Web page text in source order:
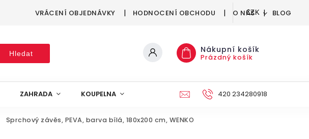
VRÁCENÍ OBJEDNÁVKY HODNOCENÍ OBCHODU O NÁS BLOG
CZK
Hledat Nákupní košík
Prázdný košík
ZAHRADA KOUPELNA DEKORACE
420 234280918
Sprchový závěs, PEVA, barva bílá, 180x200 cm, WENKO